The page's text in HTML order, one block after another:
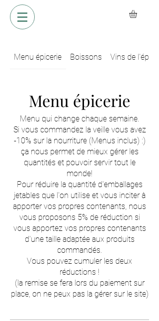
Menu épicerie Boissons Vins de
Menu épicerie
Menu qui change chaque semaine.
Si vous commandez la veille vous avez
-10% sur la nourriture (Menus inclus) :)
ça nous permet de mieux gérer les
quantités et pouvoir servir tout le
monde!
Pour réduire la quantité d'emballages
jetables que l'on utilise et vous inciter à
apporter vos propres contenants, nous
vous proposons 5% de réduction si
vous apportez vos propres contenants
d'une taille adaptée aux produits
commandés.
Vous pouvez cumuler les deux
réductions !
(la remise se fera lors du paiement sur
place, on ne peux pas la gérer sur le site)